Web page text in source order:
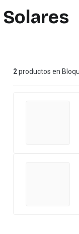
2productos en